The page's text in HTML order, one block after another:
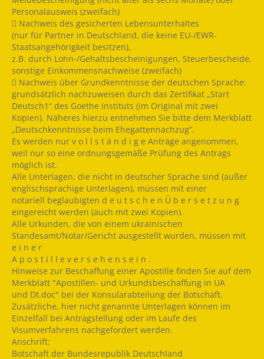
Personalausweis (zweifach)
 Nachweis des gesicherten Lebensunterhaltes
(nur für Partner in Deutschland, die keine EU-/EWR-
Staatsangehörigkeit besitzen),
z.B. durch Lohn-/Gehaltsbescheinigungen, Steuerbescheide,
sonstige Einkommensnachweise (zweifach)
 Nachweis über Grundkenntnisse der deutschen Sprache:
grundsätzlich nachzuweisen durch das Zertifikat „Start
Deutsch1“ des Goethe Instituts (im Original mit zwei
Kopien). Näheres hierzu entnehmen Sie bitte dem Merkblatt
„Deutschkenntnisse beim Ehegattennachzug“.
Es werden nur v o l l s t ä n d i g e Anträge angenommen,
weil nur so eine ordnungsgemäße Prüfung des Antrags
möglich ist.
Alle Unterlagen, die nicht in deutscher Sprache sind (außer
englischsprachige Unterlagen), müssen mit einer
notariell beglaubigten d e u t s c h e n Ü b e r s e t z u n g
eingereicht werden (auch mit zwei Kopien).
Alle Urkunden, die von einem ukrainischen
Standesamt/Notar/Gericht ausgestellt wurden, müssen mit
e i n e r
A p o s t i l l e v e r s e h e n s e i n .
Hinweise zur Beschaffung einer Apostille finden Sie auf dem
Merkblatt "Apostillen- und Urkundsbeschaffung in UA
und Dt.doc" bei der Konsularabteilung der Botschaft.
Zusätzliche, hier nicht genannte Unterlagen können im
Einzelfall bei Antragstellung oder im Laufe des
Visumverfahrens nachgefordert werden.
Anschrift:
Botschaft der Bundesrepublik Deutschland